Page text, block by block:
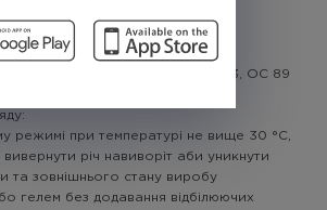
187 см; вага 51 кг, ОГ 84, ОТ 63, ОС 89
режимі при температурі не вище 30 °C,
річ навиворіт аби уникнути
та зовнішнього стану виробу
гелем без додавання відбілюючих